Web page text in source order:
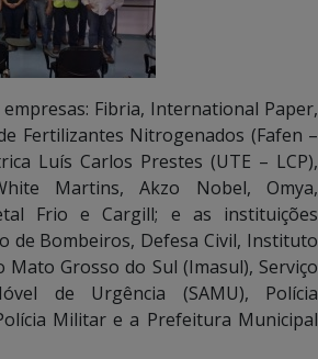
Fibria, International Paper,
Fertilizantes Nitrogenados (Fafen –
Luís Carlos Prestes (UTE – LCP),
Martins, Akzo Nobel, Omya,
Frio e Cargill; e as instituições
de Bombeiros, Defesa Civil, Instituto
Grosso do Sul (Imasul), Serviço
de Urgência (SAMU), Polícia
Militar e a Prefeitura Municipal